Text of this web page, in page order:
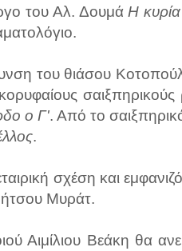
του Αλ. Δουμά Η κυρία
του θιάσου
ο Γ'. Από το
.
σχέση και
Μυράτ.
Αιμίλιου Βεάκη θα